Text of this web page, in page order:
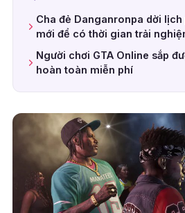
Cha đẻ Danganronpa dời lịch
mới để có thời gian trải
Người chơi GTA Online sắp
hoàn toàn miễn phí